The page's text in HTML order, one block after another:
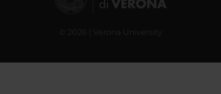
© 2026 | Verona University